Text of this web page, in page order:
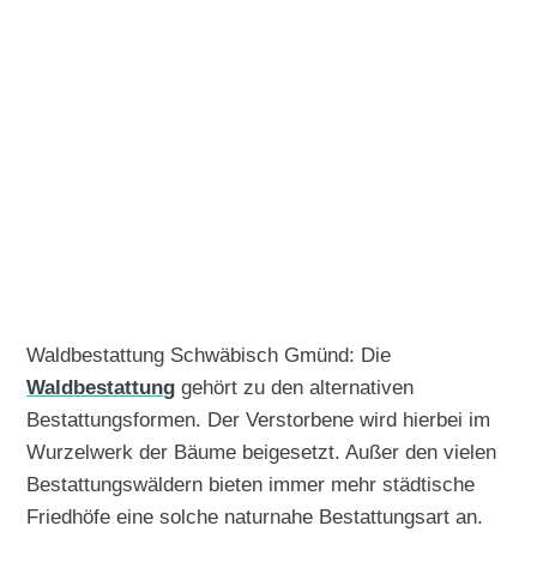
Waldbestattung Schwäbisch Gmünd: Die
Waldbestattung gehört zu den alternativen
Bestattungsformen. Der Verstorbene wird hierbei im
Wurzelwerk der Bäume beigesetzt. Außer den vielen
Bestattungswäldern bieten immer mehr städtische
Friedhöfe eine solche naturnahe Bestattungsart an.